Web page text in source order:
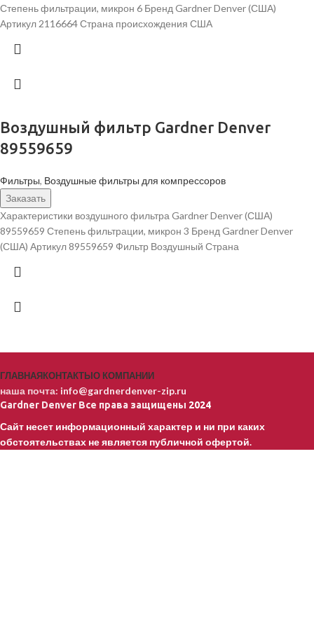
Степень фильтрации, микрон 6 Бренд Gardner Denver (США)
Артикул 2116664 Страна происхождения США
Воздушный фильтр Gardner Denver
89559659
Фильтры, Воздушные фильтры для компрессоров
Заказать
Характеристики воздушного фильтра Gardner Denver (США)
89559659 Степень фильтрации, микрон 3 Бренд Gardner Denver
(США) Артикул 89559659 Фильтр Воздушный Страна
ГЛАВНАЯКОНТАКТЫО КОМПАНИИ
наша почта: info@gardnerdenver-zip.ru
Gardner Denver Все права защищены 2024
Сайт несет информационный характер и ни при каких
обстоятельствах не является публичной офертой.